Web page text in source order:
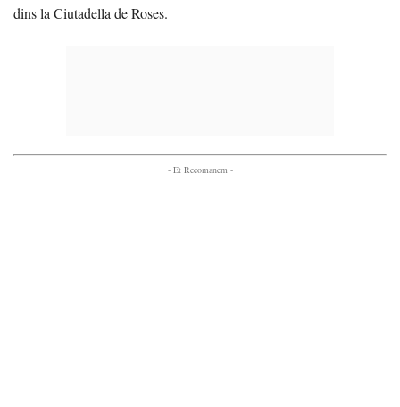
dins la Ciutadella de Roses.
- Et Recomanem -